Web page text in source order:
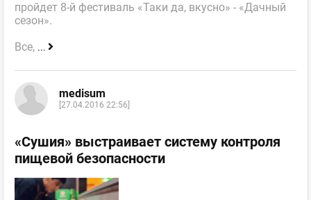
пройдет 8-й фестиваль «Таки да, вкусно» - «Дачный
сезон».
Все, ...
medisum
[27.04.2016 22:56]
«Сушия» выстраивает систему контроля
пищевой безопасности